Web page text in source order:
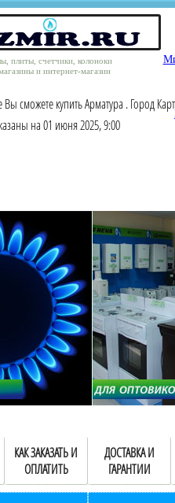
плиты, счетчики, колоноки
и интернет-магазин
сможете купить Арматура . Город
на 01 июня 2025, 9:00
Мы продаем
для отопления,
газа с
России и
КАК ЗАКАЗАТЬ И
ОПЛАТИТЬ
ДОСТАВКА И
ГАРАНТИИ